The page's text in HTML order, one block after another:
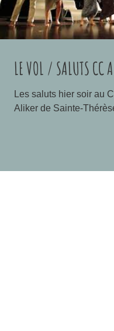
LE VOL / SALUTS
Les saluts hier soir au
Aliker de Sainte-